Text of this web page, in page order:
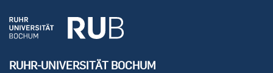
RUHR-UNIVERSITÄT BOCHUM